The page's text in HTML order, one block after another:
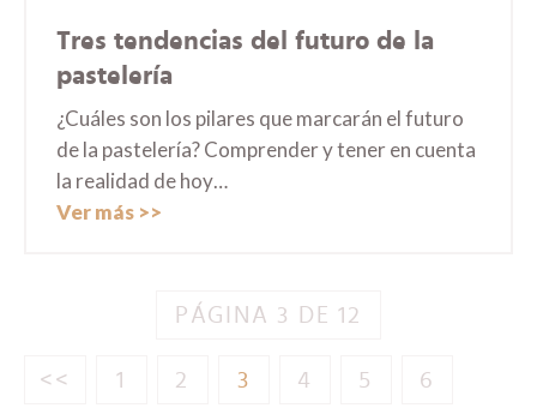
Tres tendencias del futuro de la
pastelería
¿Cuáles son los pilares que marcarán el futuro
de la pastelería? Comprender y tener en cuenta
la realidad de hoy…
Ver más
PÁGINA 3 DE 12
<< 1 2 3 4 5 6